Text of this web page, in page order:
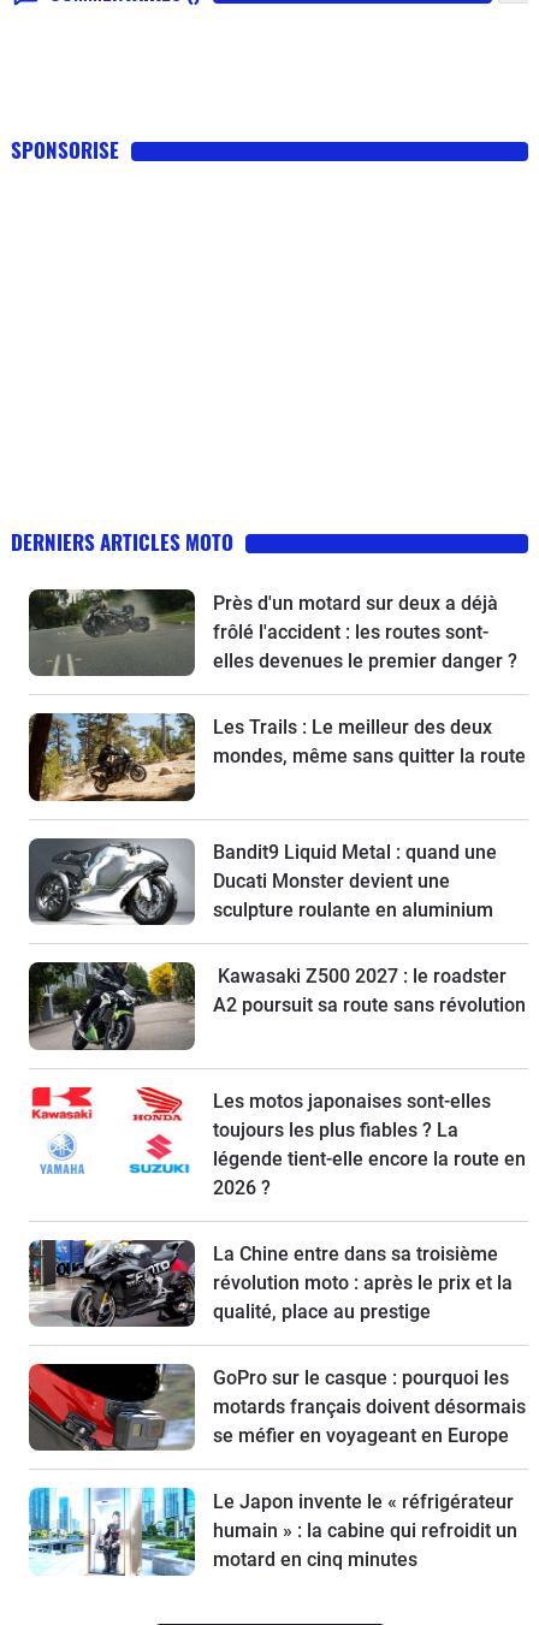
SPONSORISE
DERNIERS ARTICLES MOTO
Près d'un motard sur deux a déjà
frôlé l'accident : les routes sont-
elles devenues le premier danger ?
Les Trails : Le meilleur des deux
mondes, même sans quitter la route
Bandit9 Liquid Metal : quand une
Ducati Monster devient une
sculpture roulante en aluminium
Kawasaki Z500 2027 : le roadster
A2 poursuit sa route sans révolution
Les motos japonaises sont-elles
toujours les plus fiables ? La
légende tient-elle encore la route en
2026 ?
La Chine entre dans sa troisième
révolution moto : après le prix et la
qualité, place au prestige
GoPro sur le casque : pourquoi les
motards français doivent désormais
se méfier en voyageant en Europe
Le Japon invente le « réfrigérateur
humain » : la cabine qui refroidit un
motard en cinq minutes